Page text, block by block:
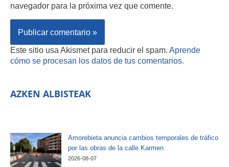
navegador para la próxima vez que comente.
Este sitio usa Akismet para reducir el spam. Aprende
cómo se procesan los datos de tus comentarios.
AZKEN ALBISTEAK
Amorebieta anuncia cambios temporales de tráfico
por las obras de la calle Karmen
2026-08-07